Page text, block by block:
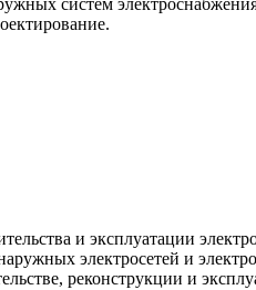
систем
и эксплуатации
электросетей и
реконструкции и